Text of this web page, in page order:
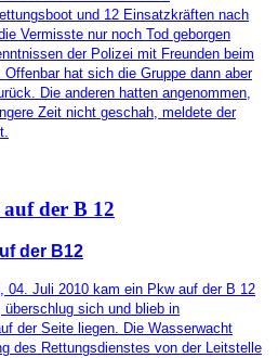
und 12 Einsatzkräften nach
Vermisste nur noch Tod geborgen
der Polizei mit Freunden beim
hat sich die Gruppe dann aber
Die anderen hatten angenommen,
Zeit nicht geschah, meldete der
der B 12
der B12
04. Juli 2010 kam ein Pkw auf der B 12
sich und blieb in
der Seite liegen. Die Wasserwacht
des Rettungsdienstes von der Leitstelle